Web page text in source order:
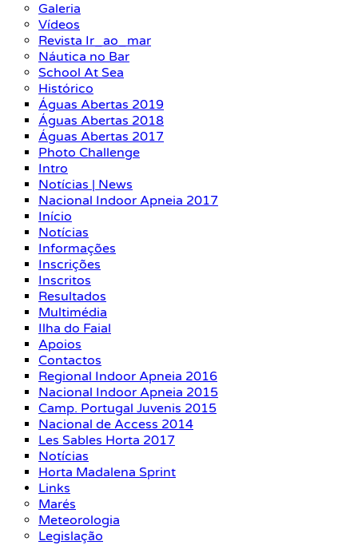
Galeria
Vídeos
Revista Ir_ao_mar
Náutica no Bar
School At Sea
Histórico
Águas Abertas 2019
Águas Abertas 2018
Águas Abertas 2017
Photo Challenge
Intro
Notícias | News
Nacional Indoor Apneia 2017
Início
Notícias
Informações
Inscrições
Inscritos
Resultados
Multimédia
Ilha do Faial
Apoios
Contactos
Regional Indoor Apneia 2016
Nacional Indoor Apneia 2015
Camp. Portugal Juvenis 2015
Nacional de Access 2014
Les Sables Horta 2017
Notícias
Horta Madalena Sprint
Links
Marés
Meteorologia
Legislação